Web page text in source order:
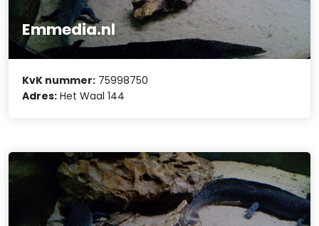
Emmedia.nl
KvK nummer: 75998750
Adres: Het Waal 144